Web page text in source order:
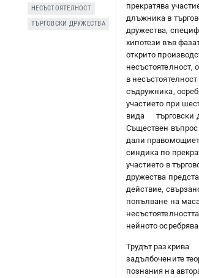
НЕСЪСТОЯТЕЛНОСТ
ТЪРГОВСКИ ДРУЖЕСТВА
прекратява
длъжника в
дружества,
хипотези във
открито
несъстоятелност,
в несъстоятелност
съдружника,
участието при
вида търговски
Съществен въпрос
дали
синдика по
участието в
дружества
действие,
попълване на
нейното
Трудът разкрива
задълбочените
познания на